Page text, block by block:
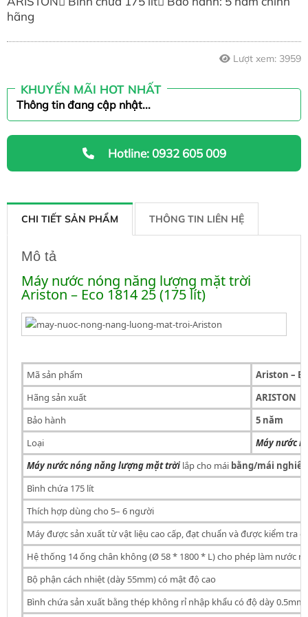
hãng
Lượt xem: 3959
KHUYẾN MÃI HOT NHẤT
Thông tin đang cập nhật...
Hotline: 0932 605 009
CHI TIẾT SẢN PHẨM THÔNG TIN LIÊN HỆ
Mô tả
Máy nước nóng năng lượng mặt trời
Ariston – Eco 1814 25 (175 lít)
Mã sản phẩm
Ariston –
Hãng sản xuất
ARISTON
Bảo hành
5 năm
Loại
Máy nước
Máy nước nóng năng lượng mặt trời lắp cho mái bằng/mái
Bình chứa 175 lít
Thích hợp dùng cho 5– 6 người
Máy được sản xuất từ vật liệu cao cấp, đạt chuẩn và được kiểm tra
Hệ thống 14 ống chân không (Ø 58 * 1800 * L) cho phép làm nước
Bộ phận cách nhiệt (dày 55mm) có mật độ cao
Bình chứa sản xuất bằng thép không rỉ nhập khẩu có độ dày 0.5mm